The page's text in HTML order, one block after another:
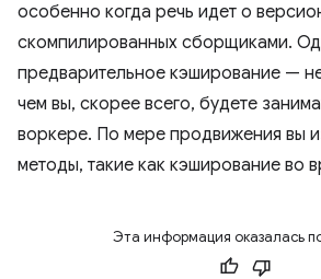
особенно когда речь идет о
скомпилированных сборщиками.
предварительное кэширование —
чем вы, скорее всего, будете
воркере. По мере продвижения вы
методы, такие как кэширование во
Эта информация оказалась